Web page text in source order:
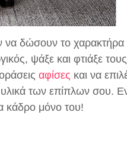
να δώσουν το
ψάξε και φτιάξε
αφίσες και να
των επίπλων σου.
κάδρο μόνο του!